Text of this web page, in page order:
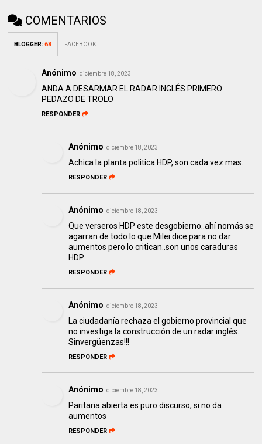
COMENTARIOS
BLOGGER:68 FACEBOOK
Anónimo diciembre 18, 2023
ANDA A DESARMAR EL RADAR INGLÉS PRIMERO
PEDAZO DE TROLO
RESPONDER
Anónimo diciembre 18, 2023
Achica la planta politica HDP, son cada vez mas.
RESPONDER
Anónimo diciembre 18, 2023
Que verseros HDP este desgobierno..ahí nomás se
agarran de todo lo que Milei dice para no dar
aumentos pero lo critican..son unos caraduras
HDP
RESPONDER
Anónimo diciembre 18, 2023
La ciudadanía rechaza el gobierno provincial que
no investiga la construcción de un radar inglés.
Sinvergüenzas!!!
RESPONDER
Anónimo diciembre 18, 2023
Paritaria abierta es puro discurso, si no da
aumentos
RESPONDER